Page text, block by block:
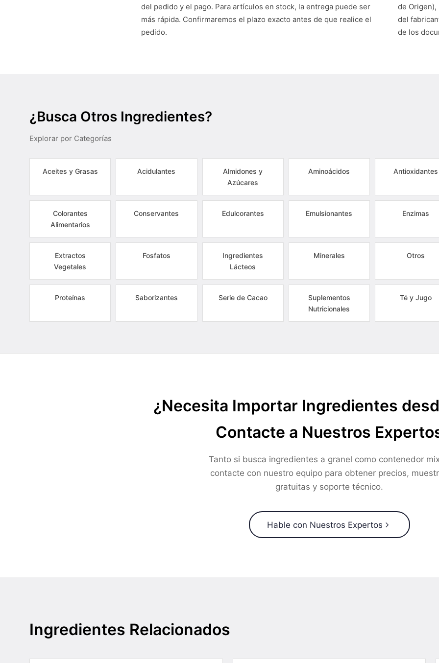
del pedido y el pago. Para artículos en stock, la entrega puede ser
más rápida. Confirmaremos el plazo exacto antes de que realice el
pedido.
de
del
de los
¿Busca Otros Ingredientes?
Explorar por Categorías
Aceites y Grasas Acidulantes
Almidones y
Azúcares
Aminoácidos Antioxidantes
Colorantes
Alimentarios
Conservantes Edulcorantes Emulsionantes Enzimas
Extractos
Vegetales
Fosfatos
Ingredientes
Lácteos
Minerales Otros
Proteínas Saborizantes Serie de Cacao
Suplementos
Nutricionales
Té y Jugo
¿Necesita Importar Ingredientes
Contacte a Nuestros
Tanto si busca ingredientes a granel como contenedor
contacte con nuestro equipo para obtener precios,
gratuitas y soporte técnico.
Hable con Nuestros Expertos
Ingredientes Relacionados